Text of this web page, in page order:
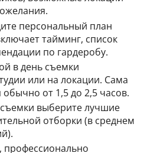
персональный план
тайминг, список
по гардеробу.
в день съемки
или на локации. Сама
обычно от 1,5 до 2,5 часов.
выберите лучшие
отборки (в среднем
профессионально